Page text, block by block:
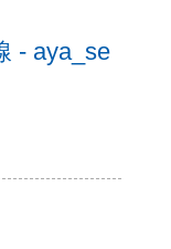
- aya_se